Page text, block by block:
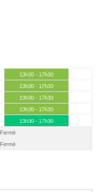
13h30 - 17h30
13h30 - 17h30
13h30 - 17h30
13h30 - 17h30
13h30 - 17h30
Fermé
Fermé